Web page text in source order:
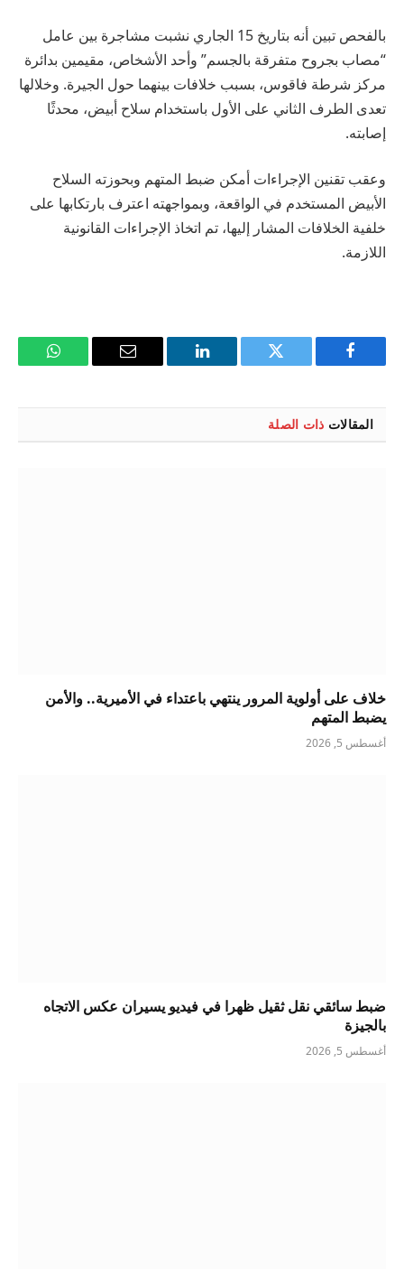
بالفحص تبين أنه بتاريخ 15 الجاري نشبت مشاجرة بين عامل
“مصاب بجروح متفرقة بالجسم” وأحد الأشخاص، مقيمين بدائرة
مركز شرطة فاقوس، بسبب خلافات بينهما حول الجيرة. وخلالها
تعدى الطرف الثاني على الأول باستخدام سلاح أبيض، محدثًا
إصابته.
وعقب تقنين الإجراءات أمكن ضبط المتهم وبحوزته السلاح
الأبيض المستخدم في الواقعة، وبمواجهته اعترف بارتكابها على
خلفية الخلافات المشار إليها، تم اتخاذ الإجراءات القانونية
اللازمة.
فيسبوك تويتر لينكدإن
البريد
واتساب
المقالات ذات الصلة
خلاف على أولوية المرور ينتهي باعتداء في الأميرية.. والأمن
يضبط المتهم
أغسطس 5, 2026
ضبط سائقي نقل ثقيل ظهرا في فيديو يسيران عكس الاتجاه
بالجيزة
أغسطس 5, 2026